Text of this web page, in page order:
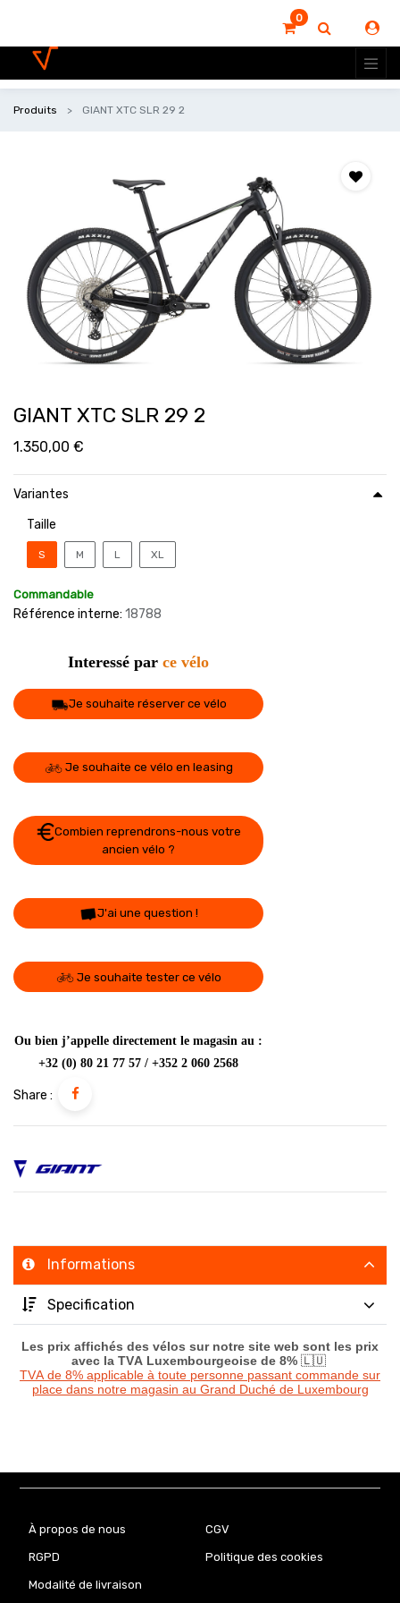
0
Produits GIANT XTC SLR 29 2
GIANT XTC SLR 29 2
1.350,00 €
Variantes
Taille
S M L XL
Commandable
Référence interne: 18788
Interessé par ce vélo
Je souhaite réserver ce vélo
Je souhaite ce vélo en leasing
Combien reprendrons-nous votre
ancien vélo ?
J'ai une question !
Je souhaite tester ce vélo
Ou bien j’appelle directement le magasin au :
+32 (0) 80 21 77 57 / +352 2 060 2568
Share :
Informations
Specification
Les prix affichés des vélos sur notre site web sont les prix
avec la TVA Luxembourgeoise de 8% 🇱🇺
TVA de 8% applicable à toute personne passant commande sur
place dans notre magasin au Grand Duché de Luxembourg
À propos de nous CGV
RGPD Politique des cookies
Modalité de livraison